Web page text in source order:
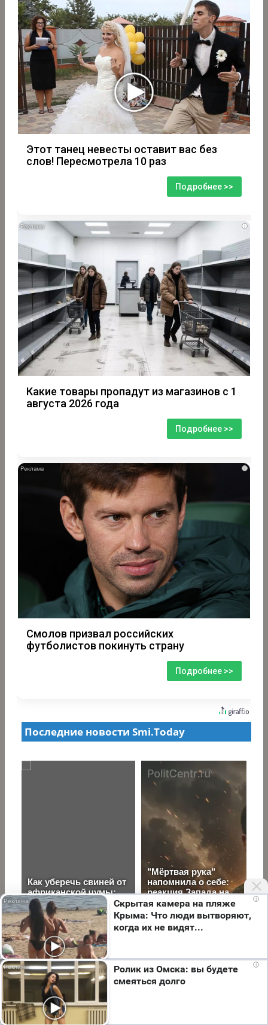
Этот танец невесты оставит вас без
слов! Пересмотрела 10 раз
Подробнее >>
i
Какие товары пропадут из магазинов с 1
августа 2026 года
Подробнее >>
i
Смолов призвал российских
футболистов покинуть страну
Подробнее >>
Авто
Как понять, что вас
обманули при замене
Мы используем cookie. Во время посещения сайта
вы соглашаетесь с тем, что мы обрабатываем
ваши персональные данные с использованием
метрик Яндекс Метрика, top.mail.ru, LiveInternet.
Я согласен
i
Скрытая камера на пляже
Крыма: Что люди вытворяют,
когда их не видят...
i
Ролик из Омска: вы будете
смеяться долго